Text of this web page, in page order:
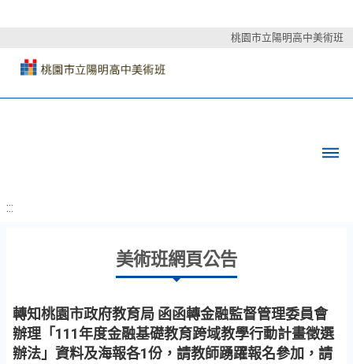
桃園市立陽明高中美術班
:::
美術班網頁公告
轉知桃園市政府教育局 函函轉金融監督管理委員會
辦理「111年度金融基礎教育跨域教學行動計畫徵選
辦法」資料及海報各1份，請教師踴躍報名參加，請